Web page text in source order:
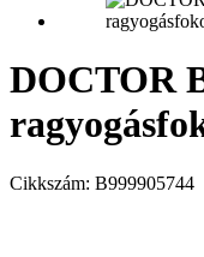
DOCTOR
Cikkszám: B999905744